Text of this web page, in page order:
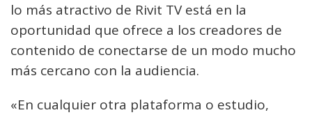
lo más atractivo de Rivit TV está en la
oportunidad que ofrece a los creadores de
contenido de conectarse de un modo mucho
más cercano con la audiencia.
«En cualquier otra plataforma o estudio,